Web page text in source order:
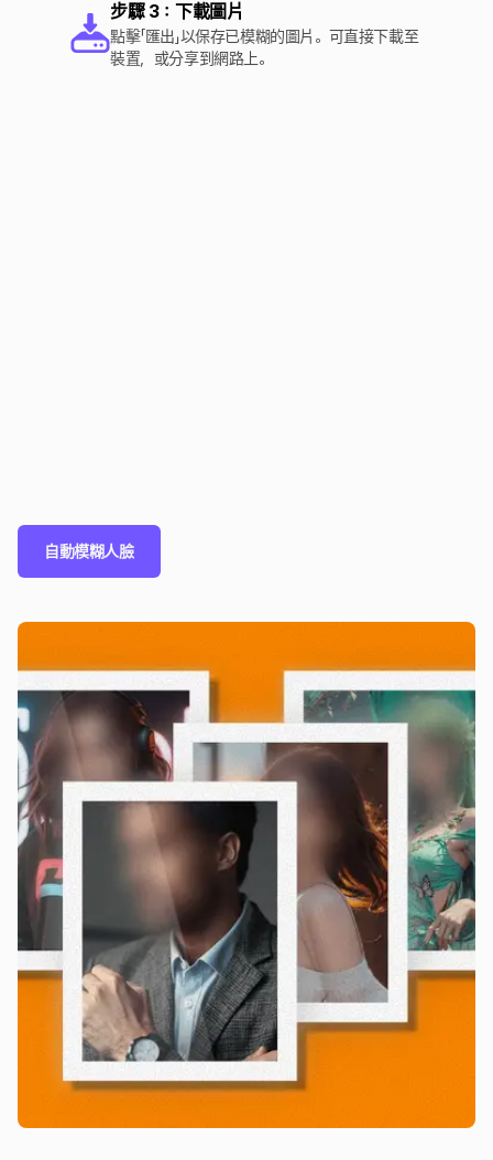
步驟 3：下載圖片
點擊「匯出」以保存已模糊的圖片。可直接下載至
裝置，或分享到網路上。
自動模糊人臉